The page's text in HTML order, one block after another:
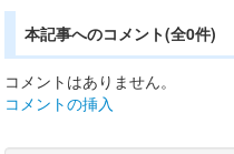
本記事へのコメント(全0件)
コメントはありません。
コメントの挿入